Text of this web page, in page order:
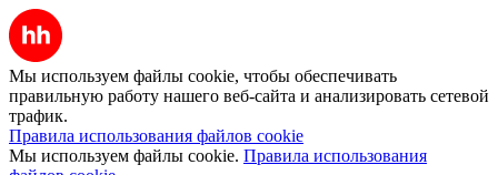
Мы используем файлы cookie, чтобы обеспечивать
правильную работу нашего веб-сайта и анализировать сетевой
трафик.
Правила использования файлов cookie
Мы используем файлы cookie. Правила использования